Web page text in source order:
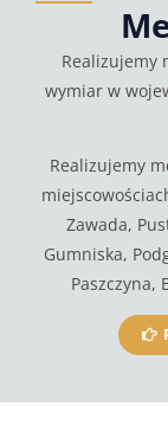
Realizujemy
wymiar w
Realizujemy
Zawada,
Gumniska,
Paszczyna,